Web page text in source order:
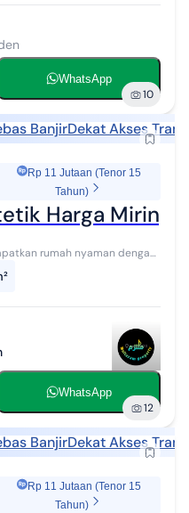
WhatsApp
10
BanjirDekat Akses
Rp 11 Jutaan (Tenor 15
Tahun)
Harga Miring
rumah nyaman dengan
WhatsApp
12
BanjirDekat Akses
Rp 11 Jutaan (Tenor 15
Tahun)